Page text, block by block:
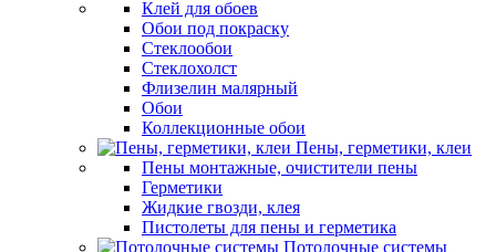
Клей для обоев
Обои под покраску
Стеклообои
Стеклохолст
Флизелин малярный
Обои
Коллекционные обои
Пены, герметики, клеи
Пены монтажные, очистители пены
Герметики
Жидкие гвозди, клея
Пистолеты для пены и герметика
Потолочные системы